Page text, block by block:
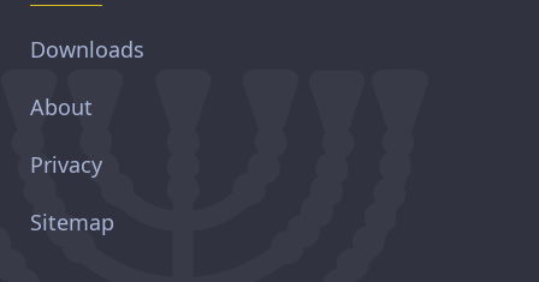
Downloads
About
Privacy
Sitemap